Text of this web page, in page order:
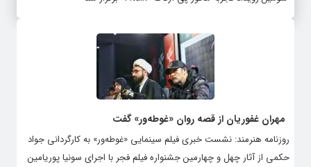
مهران غفوریان از قصه روان «غوطه‌ور» گفت
روزنامه هنرمند: نشست خبری فیلم سینمایی «غوطه‌ور» به کارگردانی جواد
حکمی از آثار چهل و چهارمین جشنواره فیلم فجر با اجرای سونیا پوریامین